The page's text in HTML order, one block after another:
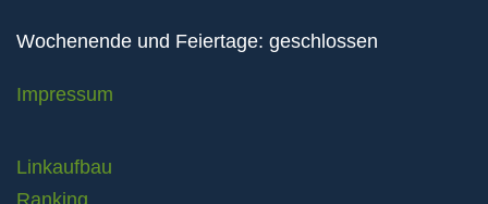
Wochenende und Feiertage: geschlossen
Impressum
Linkaufbau
Ranking